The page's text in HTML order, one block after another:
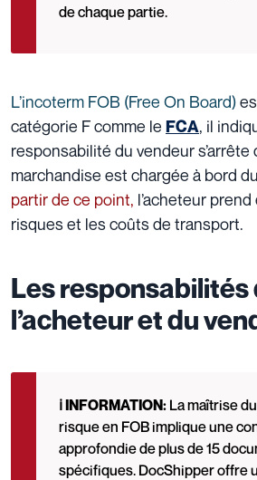
de chaque partie.
L’incoterm FOB (Free On Board)
catégorie F comme le FCA, il
responsabilité du vendeur s’arrête
marchandise est chargée à bord
partir de ce point, l’acheteur
risques et les coûts de transport.
Les responsabilités
l’acheteur et du
ℹ️ INFORMATION: La maîtrise
risque en FOB implique une
approfondie de plus de 15
spécifiques. DocShipper offre